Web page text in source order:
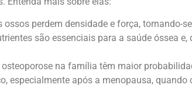
ossos perdem densidade e força, tornando-
são essenciais para a saúde óssea
na família têm maior
especialmente após a menopausa,